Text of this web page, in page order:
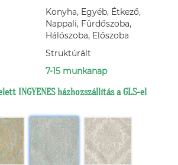
Konyha, Egyéb, Étkező,
Nappali, Fürdőszoba,
Hálószoba, Előszoba
Struktúrált
7-15 munkanap
INGYENES házhozszállítás a GLS-el